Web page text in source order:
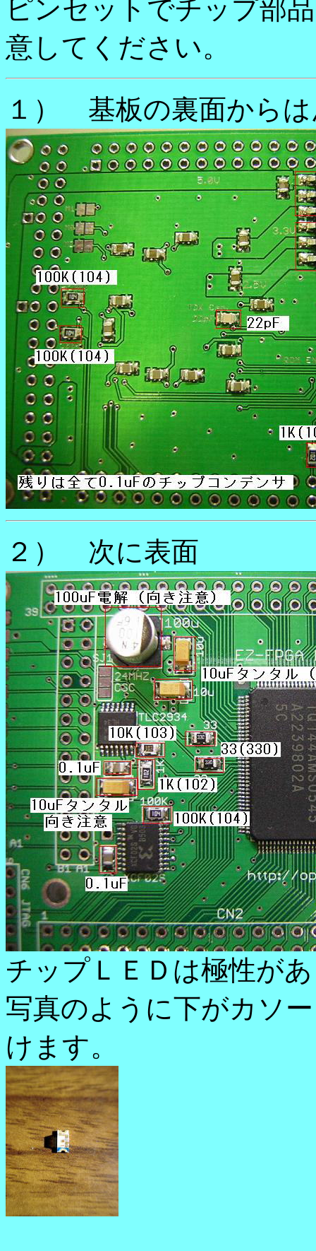
ピンセットでチップ部
意してください。
１） 基板の裏面から
２） 次に表面
チップＬＥＤは極性が
写真のように下がカソ
けます。